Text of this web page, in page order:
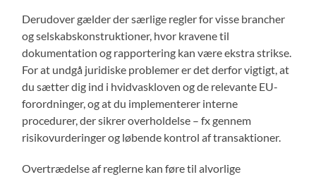
Derudover gælder der særlige regler for visse brancher
og selskabskonstruktioner, hvor kravene til
dokumentation og rapportering kan være ekstra strikse.
For at undgå juridiske problemer er det derfor vigtigt, at
du sætter dig ind i hvidvaskloven og de relevante EU-
forordninger, og at du implementerer interne
procedurer, der sikrer overholdelse – fx gennem
risikovurderinger og løbende kontrol af transaktioner.
Overtrædelse af reglerne kan føre til alvorlige